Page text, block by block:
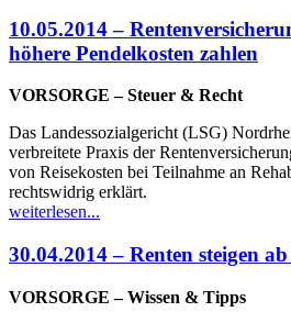
10.05.2014 –
höhere Pendelkosten zahlen
VORSORGE – Steuer & Recht
Das Landessozialgericht (LSG)
verbreitete Praxis der
von Reisekosten bei Teilnahme an
rechtswidrig erklärt.
weiterlesen...
30.04.2014 – Renten steigen
VORSORGE – Wissen & Tipps